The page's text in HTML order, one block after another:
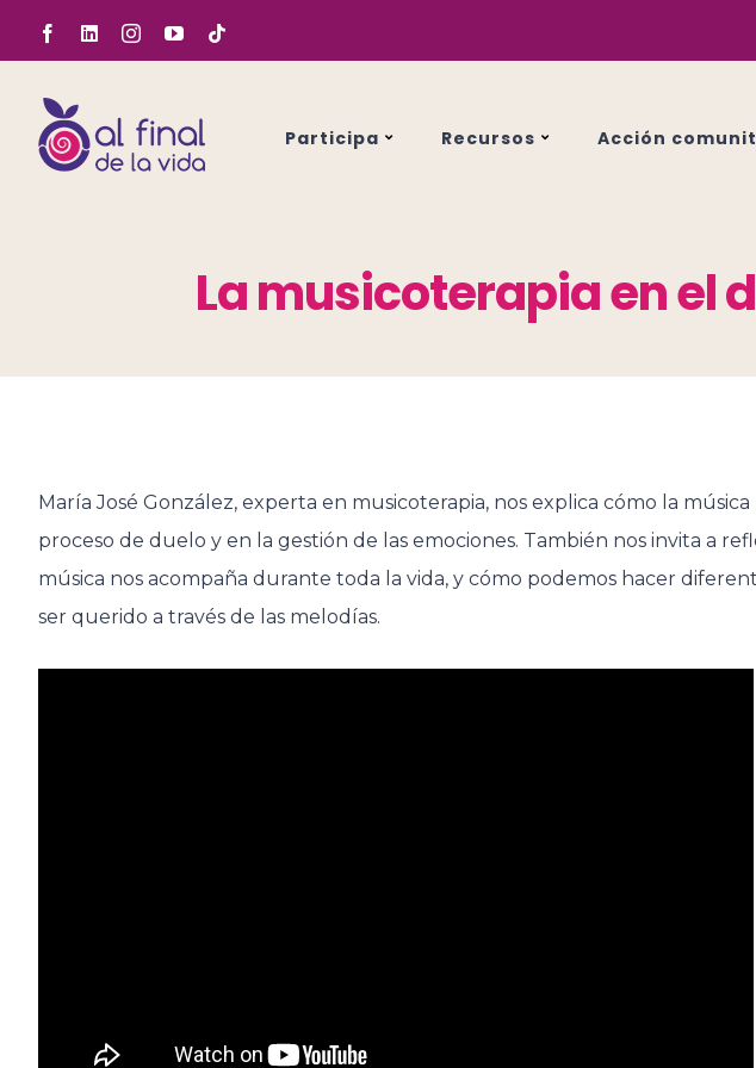
al
contenido
FacebookLinkedInInstagramYouTube
Participa Recursos Acción
La musicoterapia en el
María José González, experta en musicoterapia, nos explica cómo la
proceso de duelo y en la gestión de las emociones. También nos invita a
música nos acompaña durante toda la vida, y cómo podemos hacer
ser querido a través de las melodías.